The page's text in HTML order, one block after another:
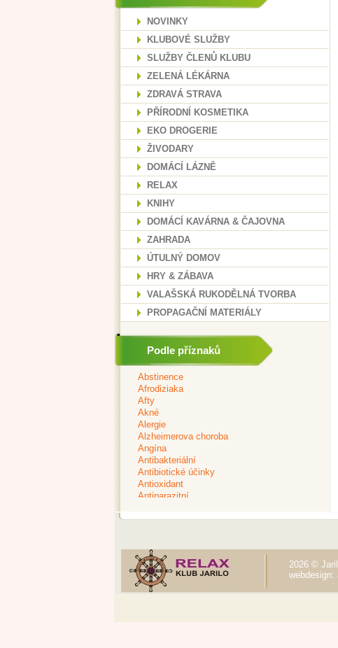
NOVINKY
KLUBOVÉ SLUŽBY
SLUŽBY ČLENŮ KLUBU
ZELENÁ LÉKÁRNA
ZDRAVÁ STRAVA
PŘÍRODNÍ KOSMETIKA
EKO DROGERIE
ŽIVODARY
DOMÁCÍ LÁZNĚ
RELAX
KNIHY
DOMÁCÍ KAVÁRNA & ČAJOVNA
ZAHRADA
ÚTULNÝ DOMOV
HRY & ZÁBAVA
VALAŠSKÁ RUKODĚLNÁ TVORBA
PROPAGAČNÍ MATERIÁLY
Podle příznaků
2026 ©
webdesign: